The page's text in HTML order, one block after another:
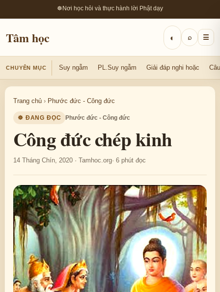
☸ Nơi học hỏi và thực hành lời Phật dạy
Tâm học ◐ ⌕ ☰
CHUYÊN MỤC Suy ngẫm PL.Suy ngẫm Giải đáp nghi hoặc
Trang chủ › Phước đức - Công đức
☸ ĐANG ĐỌC Phước đức - Công đức
Công đức chép kinh
14 Tháng Chín, 2020 · Tamhoc.org· 6 phút đọc